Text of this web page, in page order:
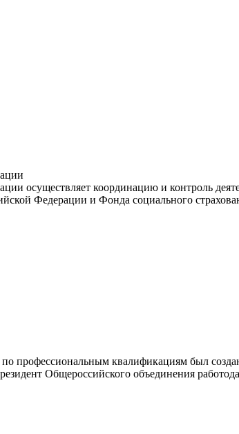
осуществляет координацию и контроль
Федерации и Фонда социального
профессиональным квалификациям был
Общероссийского объединения